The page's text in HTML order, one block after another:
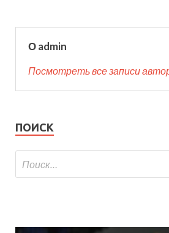
О admin
Посмотреть все записи
ПОИСК